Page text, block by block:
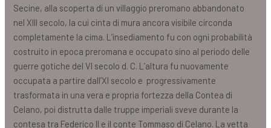
Secine, alla scoperta di un villaggio preromano abbandonato
nel XIII secolo, la cui cinta di mura ancora visibile circonda
completamente la cima. L’insediamento fu con ogni probabilità
costruito in epoca preromana e occupato sino al periodo delle
guerre gotiche del VI secolo d. C. L’altura fu nuovamente
occupata a partire dall’XI secolo e progressivamente
trasformata in una vera e propria fortezza della Contea di
Celano, poi distrutta dalle truppe imperiali sveve durante la
contesa tra Federico II e il conte Tommaso di Celano. La vetta